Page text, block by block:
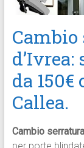
da 150€
Callea.
Cambio